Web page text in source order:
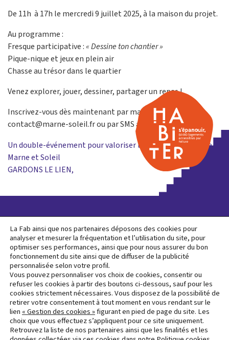
De 11h à 17h le mercredi 9 juillet 2025, à la maison du projet.
Au programme :
Fresque participative :« Dessine ton chantier »
Pique-nique et jeux en plein air
Chasse au trésor dans le quartier
Venez explorer, jouer, dessiner, partager un repas !
Inscrivez-vous dès maintenant par mail à l’adresse :
contact@marne-soleil.fr ou par SMS au : 07 69 01 63 69.
Navigation
de
Un double-événement pour valoriser les projets urbains de
Marne et Soleil
GARDONS LE LIEN,
L’opération d’aménagement Mérignac Soleil, plus
grande opération de renaturation en France, est
lauréate du programme national "Démonstrateurs de la
Ville Durable", piloté par France 2030.
Accueil Mentions
légales
Protection
des
données
personnelles
ContactNewsletter
La Fab ainsi que nos partenaires déposons des cookies pour
analyser et mesurer la fréquentation et l’utilisation du site, pour
optimiser ses performances, ainsi que pour nous assurer du bon
fonctionnement du site ainsi que de diffuser de la publicité
personnalisée selon votre profil.
Vous pouvez personnaliser vos choix de cookies, consentir ou
refuser les cookies à partir des boutons ci-dessous, sauf pour les
cookies strictement nécessaires. Vous disposez de la possibilité de
retirer votre consentement à tout moment en vous rendant sur le
lien « Gestion des cookies »figurant en pied de page du site. Les
choix que vous effectuez s’appliquent pour ce site uniquement.
Retrouvez la liste de nos partenaires ainsi que les finalités et les